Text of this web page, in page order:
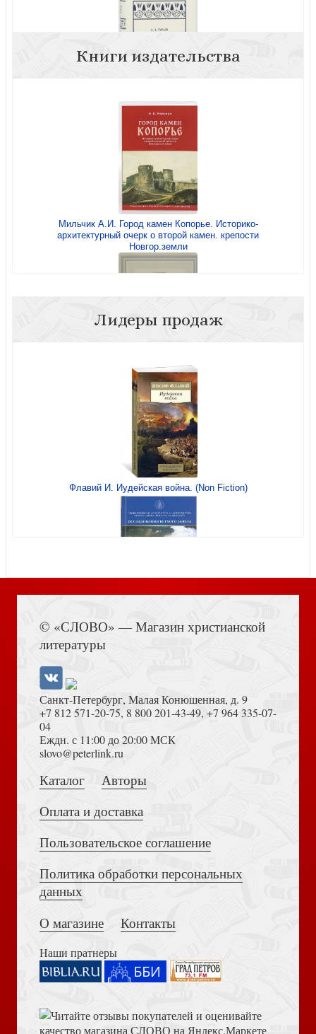
Тураев Б.А. История Древнего Востока. Часть 2 (2023)
Тураев Б.А. Древний Египет. (Либроком)
Книги издательства
Мильчик А.И. Город камен Копорье. Историко-
архитектурный очерк о второй камен. крепости
Новгор.земли
Возняк Р. Основы теории архитектурных форм
исторических зданий
Лукомский Г. Старый Петербург
Кириков Б. Памятники архитектуры Санкт-Петербурга
Кириков Б. Архитектура петербургского модерна.
Лисовский В.Г.. Три века архитектуры Санкт-Петербурга.
Лидеры продаж
Флавий И. Иудейская война. (Non Fiction)
Достоевский Ф.М. Сила и правда России (2024)
Толкование на Апокалипсис (Тихоний Африканский)
е изд., перераб., и доп., синий бумвинил)
© «СЛОВО» — Магазин христианской
литературы
Санкт-Петербург, Малая Конюшенная, д. 9
+7 812 571-20-75, 8 800 201-43-49, +7 964 335-07-
04
Еждн. с 11:00 до 20:00 МСК
slovo@peterlink.ru
Каталог
Авторы
Оплата и доставка
Пользовательское соглашение
Политика обработки персональных
данных
О магазине
Контакты
Наши пратнеры